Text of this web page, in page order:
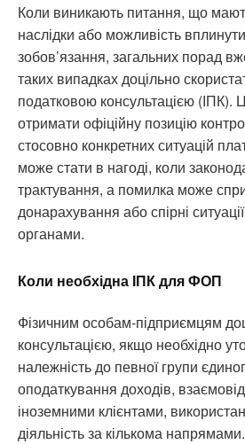
Коли виникають питання, що
наслідки або можливість
зобов’язання, загальних порад
таких випадках доцільно
податковою консультацією (ІПК).
отримати офіційну позицію
стосовно конкретних ситуацій
може стати в нагоді, коли
трактування, а помилка може
донарахування або спірні
органами.
Коли необхідна ІПК для ФОП
Фізичним особам-підприємцям
консультацією, якщо необхідно
належність до певної групи
оподаткування доходів,
іноземними клієнтами,
діяльність за кількома напрямами.